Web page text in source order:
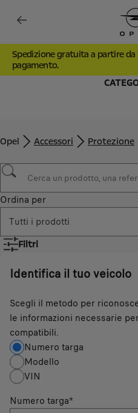
Spedizione gratuita a partire da
pagamento.
Opel Accessori Protezione
Ordina per
Tutti i prodotti
Filtri
Identifica il tuo veicolo
Scegli il metodo per
le informazioni necessarie
compatibili.
Numero targa
Modello
VIN
Numero targa*